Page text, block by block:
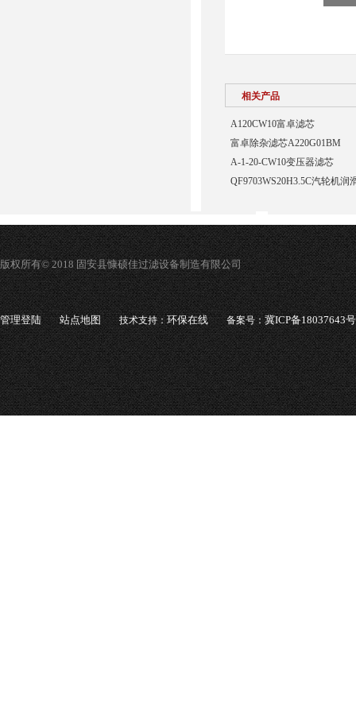
相关产品
A120CW10富卓滤芯
富卓除杂滤芯A220G01BM
A-1-20-CW10变压器滤芯
QF9703WS20H3.5C汽轮机润
版权所有© 2018 固安县慷硕佳过滤设备制造有限公司
管理登陆 站点地图 技术支持：环保在线 备案号：冀ICP备18037643